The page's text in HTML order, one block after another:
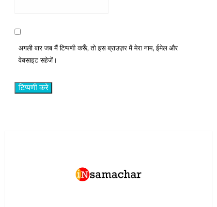
अगली बार जब मैं टिप्पणी करूँ, तो इस ब्राउज़र में मेरा नाम, ईमेल और
वेबसाइट सहेजें।